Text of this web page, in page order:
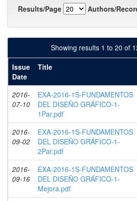
Results/Page
Authors/
Showing results 1 to 20 of
Issue
Date
Title
2016-
07-10
EXA-2016-1S-FUNDAMENTOS
DEL DISEÑO GRÁFICO-1-
1Par.pdf
2016-
09-02
EXA-2016-1S-FUNDAMENTOS
DEL DISEÑO GRÁFICO-1-
2Par.pdf
2016-
09-16
EXA-2016-1S-FUNDAMENTOS
DEL DISEÑO GRÁFICO-1-
Mejora.pdf